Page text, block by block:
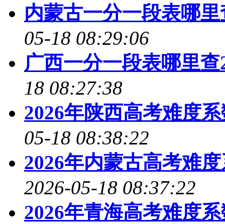
内蒙古一分一段表哪
05-18 08:29:06
广西一分一段表哪里
18 08:27:38
2026年陕西高考难度
05-18 08:38:22
2026年内蒙古高考难
2026-05-18 08:37:22
2026年青海高考难度